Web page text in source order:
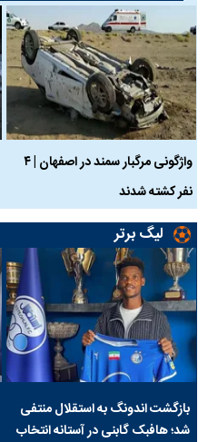
واژگونی مرگبار سمند در اصفهان | ۴
نفر کشته شدند
لیگ برتر
بازگشت اندونگ به استقلال منتفی
شد؛ هافبک گابنی در آستانه انتخاب